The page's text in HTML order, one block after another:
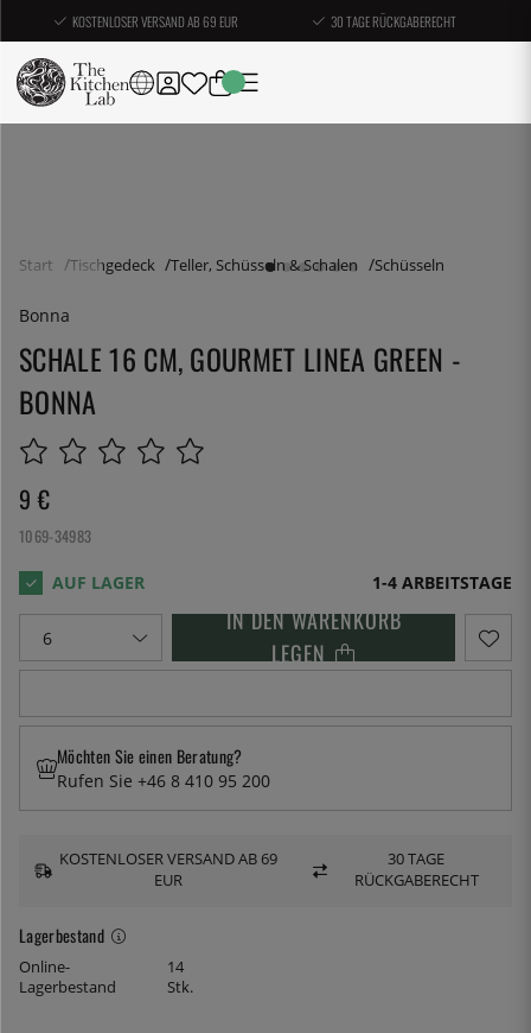
KOSTENLOSER VERSAND AB 69 EUR 30 TAGE RÜCKGABERECHT
Start Tischgedeck Teller, Schüsseln & Schalen Schüsseln
Bonna
SCHALE 16 CM, GOURMET LINEA GREEN -
BONNA
9 €
1069-34983
1-4 ARBEITSTAGE
IN DEN WARENKORB
LEGEN
Lagerbestand
Online-
Lagerbestand
14
Stk.
Möchten Sie einen Beratung?
Rufen Sie +46 8 410 95 200
KOSTENLOSER VERSAND AB 69
EUR
30 TAGE
RÜCKGABERECHT